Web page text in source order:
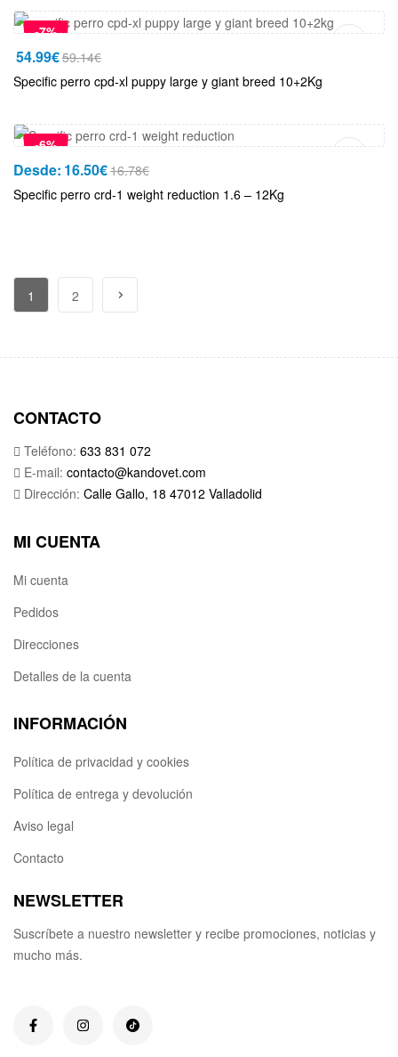
-7%
59.14€
54.99€
Specific perro cpd-xl puppy large y giant breed 10+2Kg
-6%
Desde: 16.50€16.78€
Specific perro crd-1 weight reduction 1.6 – 12Kg
1 2
CONTACTO
Teléfono: 633 831 072
E-mail: contacto@kandovet.com
Dirección: Calle Gallo, 18 47012 Valladolid
MI CUENTA
Mi cuenta
Pedidos
Direcciones
Detalles de la cuenta
INFORMACIÓN
Política de privacidad y cookies
Política de entrega y devolución
Aviso legal
Contacto
NEWSLETTER
Suscríbete a nuestro newsletter y recibe promociones, noticias y
mucho más.